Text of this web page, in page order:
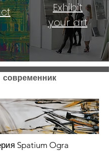
Exhibit
your art
современник
Spatium Ogra